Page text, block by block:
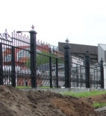
Перейти к основному